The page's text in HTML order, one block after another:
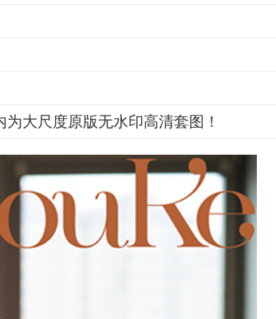
大尺度原版无水印高清套图！